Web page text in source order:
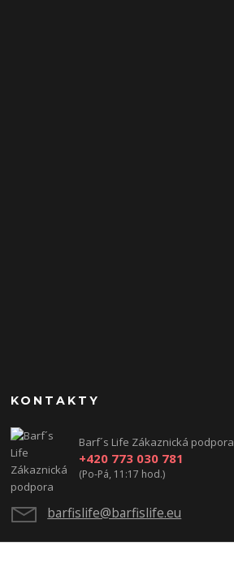
KONTAKTY
Barf´s Life Zákaznická podpora
+420 773 030 781
(Po-Pá, 11:17 hod.)
barfislife@barfislife.eu